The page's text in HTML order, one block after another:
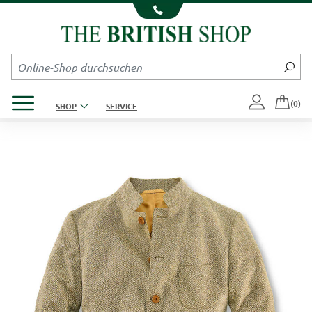
Kompletten Head der Seite überspringen
SHOP SERVICE (0)